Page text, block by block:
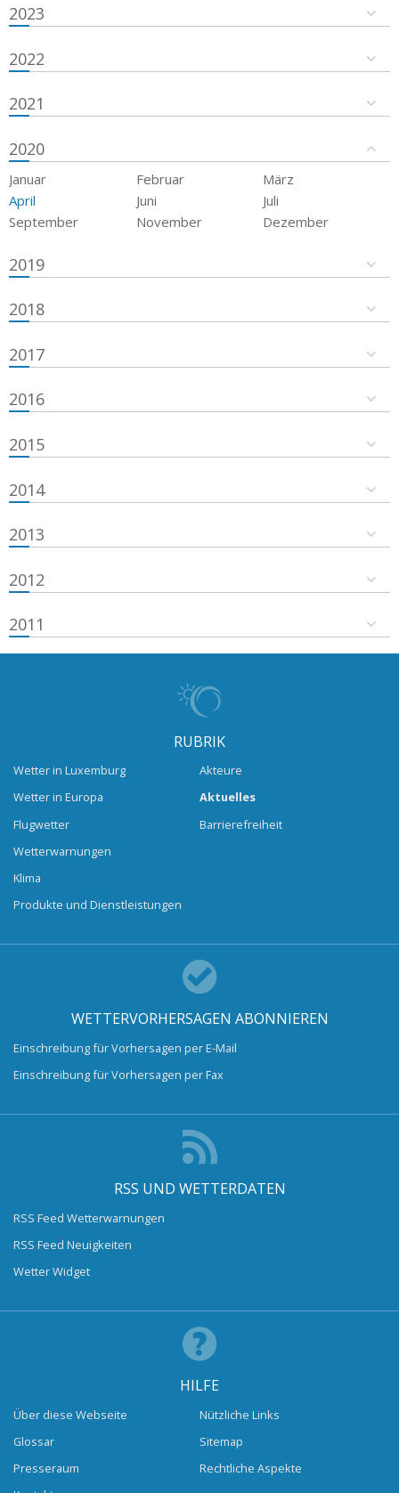
2023
2022
2021
2020
Januar Februar
März
April
Juni
Juli
September
November Dezember
2019
2018
2017
2016
2015
2014
2013
2012
2011
RUBRIK
Wetter in Luxemburg
Wetter in Europa
Flugwetter
Wetterwarnungen
Klima
Produkte und Dienstleistungen
Akteure
Aktuelles
Barrierefreiheit
WETTERVORHERSAGEN ABONNIEREN
Einschreibung für Vorhersagen per E-Mail
Einschreibung für Vorhersagen per Fax
RSS UND WETTERDATEN
RSS Feed Wetterwarnungen
RSS Feed Neuigkeiten
Wetter Widget
HILFE
Über diese Webseite
Glossar
Presseraum
Nützliche Links
Sitemap
Rechtliche Aspekte